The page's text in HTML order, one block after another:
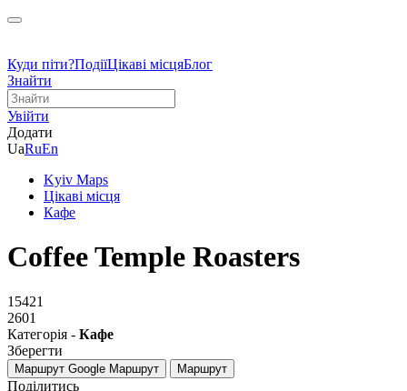
Куди піти?ПодіїЦікаві місцяБлог
Знайти
Увійти
Додати
UaRuEn
Kyiv Maps
Цікаві місця
Кафе
Coffee Temple Roasters
15421
2601
Категорія - Кафе
Зберегти
Маршрут Google Маршрут Маршрут
Поділитись